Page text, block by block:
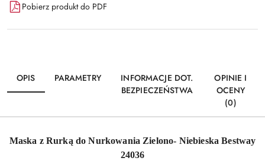
Pobierz produkt do PDF
OPIS PARAMETRY
INFORMACJE DOT.
BEZPIECZEŃSTWA
OPINIE I
OCENY
(0)
Maska z Rurką do Nurkowania Zielono- Niebieska Bestway
24036